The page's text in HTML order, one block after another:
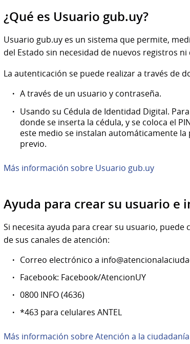
¿Qué es Usuario gub.uy?
Usuario gub.uy es un sistema que permite,
del Estado sin necesidad de nuevos registros
La autenticación se puede realizar a través de
A través de un usuario y contraseña.
Usando su Cédula de Identidad Digital.
donde se inserta la cédula, y se coloca el
este medio se instalan automáticamente
previo.
Más información sobre Usuario gub.uy
Ayuda para crear su usuario e
Si necesita ayuda para crear su usuario,
de sus canales de atención:
Correo electrónico a
Facebook: Facebook/AtencionUY
0800 INFO (4636)
*463 para celulares ANTEL
Más información sobre Atención a la ciudadanía